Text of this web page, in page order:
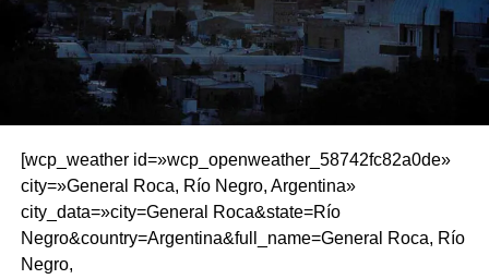
[wcp_weather id=»wcp_openweather_58742fc82a0de»
city=»General Roca, Río Negro, Argentina»
city_data=»city=General Roca&state=Río
Negro&country=Argentina&full_name=General Roca, Río
Negro,